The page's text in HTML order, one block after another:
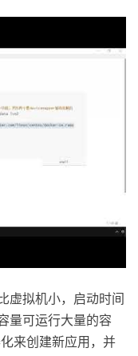
虚拟机小，启动时间
量可运行大量的容
来创建新应用，并